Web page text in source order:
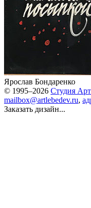
Ярослав Бондаренко
© 1995–2026 Студия
mailbox@artlebedev.ru,
Заказать дизайн...